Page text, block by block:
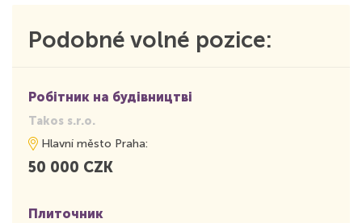
Podobné volné pozice:
Робітник на будівництві
Takos s.r.o.
Hlavní město Praha:
50 000 CZK
Плиточник